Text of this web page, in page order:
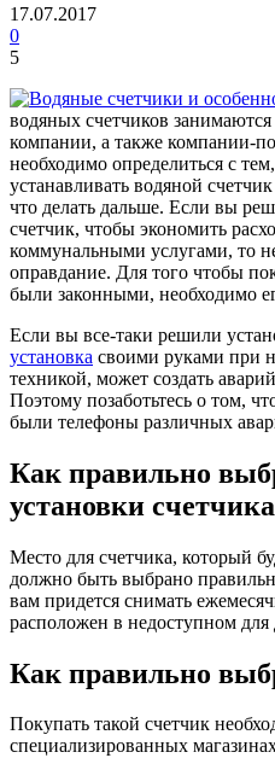
17.07.2017
0
5
водяных счетчиков
компании, а также компании-
необходимо определиться с
устанавливать водяной
что делать дальше. Если вы
счетчик, чтобы экономить
коммунальными услугами, то
оправдание. Для того чтобы
были законными, необходимо
Если вы все-таки решили
установка своими руками при
техникой, может создать
Поэтому позаботьтесь о том,
были телефоны различных
Как правильно
установки счетчика
Место для счетчика, который
должно быть выбрано
вам придется снимать
расположен в недоступном для
Как правильно
Покупать такой счетчик
специализированных